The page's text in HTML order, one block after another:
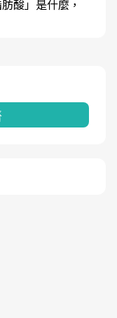
酸」是什麼，